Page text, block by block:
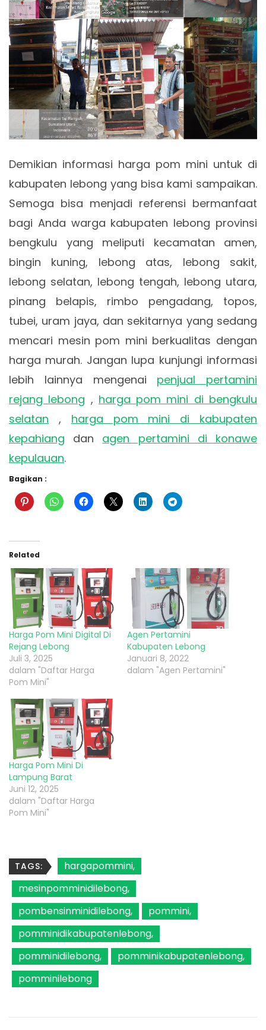
Demikian informasi harga pom mini untuk di
kabupaten lebong yang bisa kami sampaikan.
Semoga bisa menjadi referensi bermanfaat
bagi Anda warga kabupaten lebong provinsi
bengkulu yang meliputi kecamatan amen,
bingin kuning, lebong atas, lebong sakit,
lebong selatan, lebong tengah, lebong utara,
pinang belapis, rimbo pengadang, topos,
tubei, uram jaya, dan sekitarnya yang sedang
mencari mesin pom mini berkualitas dengan
harga murah. Jangan lupa kunjungi informasi
lebih lainnya mengenai penjual pertamini
rejang lebong , harga pom mini di bengkulu
selatan , harga pom mini di kabupaten
kepahiang dan agen pertamini di konawe
kepulauan.
Bagikan :
Related
Harga Pom Mini Digital Di
Rejang Lebong
Juli 3, 2025
dalam "Daftar Harga
Pom Mini"
Agen Pertamini
Kabupaten Lebong
Januari 8, 2022
dalam "Agen Pertamini"
Harga Pom Mini Di
Lampung Barat
Juni 12, 2025
dalam "Daftar Harga
Pom Mini"
TAGS:
hargapommini
mesinpomminidilebong
pombensinminidilebong
pommini
pomminidikabupatenlebong
pomminidilebong
pomminikabupatenlebong
pomminilebong